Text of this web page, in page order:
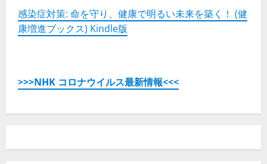
感染症対策: 命を守り、健康で明るい未来を築く！ (健
康増進ブックス) Kindle版
>>>NHK コロナウイルス最新情報<<<